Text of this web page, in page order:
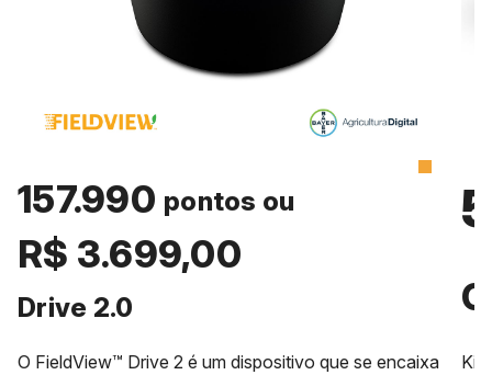
157.990 pontos ou
R$ 3.699,00
Drive 2.0
O FieldView™ Drive 2 é um dispositivo que se encaixa
Kit